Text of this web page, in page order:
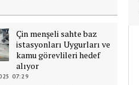
Çin menşeli sahte baz
istasyonları Uygurları ve
kamu görevlileri hedef
alıyor
07:29